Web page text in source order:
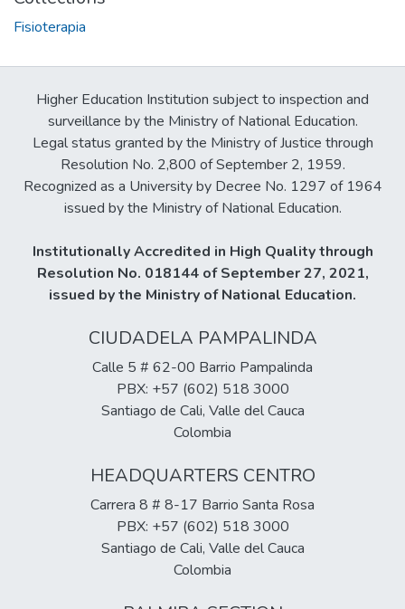
Fisioterapia
Higher Education Institution subject to inspection and
surveillance by the Ministry of National Education.
Legal status granted by the Ministry of Justice through
Resolution No. 2,800 of September 2, 1959.
Recognized as a University by Decree No. 1297 of 1964
issued by the Ministry of National Education.
Institutionally Accredited in High Quality through
Resolution No. 018144 of September 27, 2021,
issued by the Ministry of National Education.
CIUDADELA PAMPALINDA
Calle 5 # 62-00 Barrio Pampalinda
PBX: +57 (602) 518 3000
Santiago de Cali, Valle del Cauca
Colombia
HEADQUARTERS CENTRO
Carrera 8 # 8-17 Barrio Santa Rosa
PBX: +57 (602) 518 3000
Santiago de Cali, Valle del Cauca
Colombia